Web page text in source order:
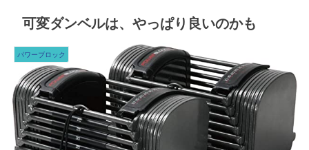
可変ダンベルは、やっぱり良いのかも
パワーブロック